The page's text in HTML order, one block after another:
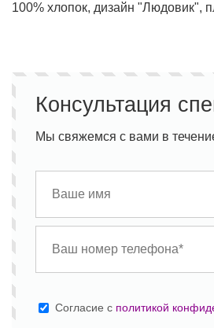
100% хлопок, дизайн "Людовик",
Консультация
Мы свяжемся с вами в
Cогласие с политикой